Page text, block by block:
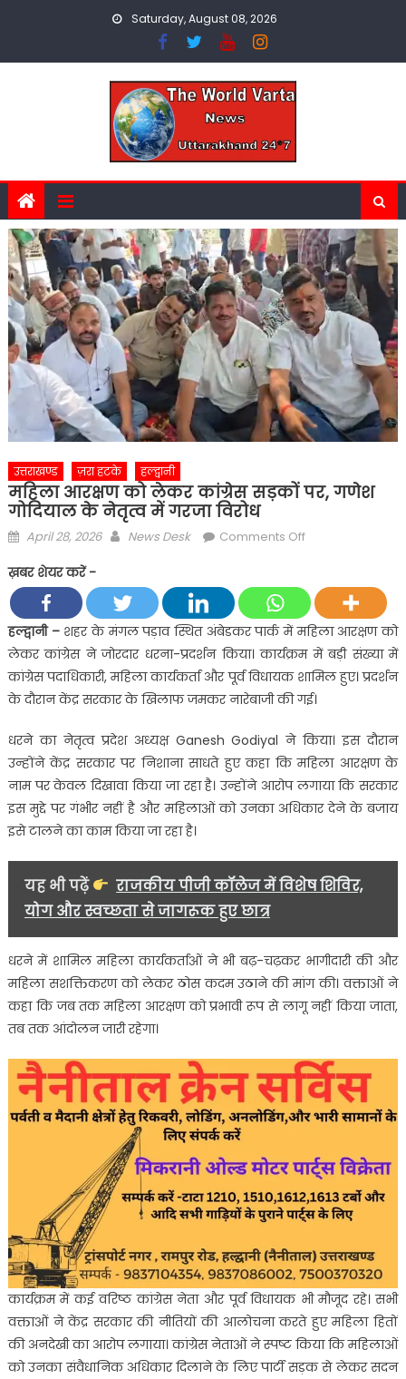
Saturday, August 08, 2026
उत्तराखण्ड ज़रा हटके हल्द्वानी
महिला आरक्षण को लेकर कांग्रेस सड़कों पर, गणेश
गोदियाल के नेतृत्व में गरजा विरोध
Posted
April 28, 2026 Author
News Desk Comments Offon
को
लेकर
कांग्रेस
सड़कों
पर,
गणेश
के
नेतृत्व
में
गरजा
ख़बर शेयर करें -
हल्द्वानी –शहर के मंगल पड़ाव स्थित अंबेडकर पार्क में महिला आरक्षण को
लेकर कांग्रेस ने जोरदार धरना-प्रदर्शन किया। कार्यक्रम में बड़ी संख्या में
कांग्रेस पदाधिकारी, महिला कार्यकर्ता और पूर्व विधायक शामिल हुए। प्रदर्शन
के दौरान केंद्र सरकार के खिलाफ जमकर नारेबाजी की गई।
धरने का नेतृत्व प्रदेश अध्यक्ष Ganesh Godiyal ने किया। इस दौरान
उन्होंने केंद्र सरकार पर निशाना साधते हुए कहा कि महिला आरक्षण के
नाम पर केवल दिखावा किया जा रहा है। उन्होंने आरोप लगाया कि सरकार
इस मुद्दे पर गंभीर नहीं है और महिलाओं को उनका अधिकार देने के बजाय
इसे टालने का काम किया जा रहा है।
यह भी पढ़ें
राजकीय पीजी कॉलेज में विशेष शिविर,
योग और स्वच्छता से जागरूक हुए छात्र
धरने में शामिल महिला कार्यकर्ताओं ने भी बढ़-चढ़कर भागीदारी की और
महिला सशक्तिकरण को लेकर ठोस कदम उठाने की मांग की। वक्ताओं ने
कहा कि जब तक महिला आरक्षण को प्रभावी रूप से लागू नहीं किया जाता,
तब तक आंदोलन जारी रहेगा।
कार्यक्रम में कई वरिष्ठ कांग्रेस नेता और पूर्व विधायक भी मौजूद रहे। सभी
वक्ताओं ने केंद्र सरकार की नीतियों की आलोचना करते हुए महिला हितों
की अनदेखी का आरोप लगाया। कांग्रेस नेताओं ने स्पष्ट किया कि महिलाओं
को उनका संवैधानिक अधिकार दिलाने के लिए पार्टी सड़क से लेकर सदन